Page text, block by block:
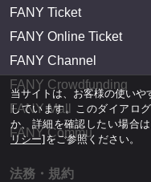
FANY Ticket
FANY Online Ticket
FANY Channel
FANY Crowdfunding
FANY Mall
FANY Commu
法務・規約
当サイトは、お客様の使い
しています。このダイアロ
か、詳細を確認したい場合は
リシー]をご参照ください。